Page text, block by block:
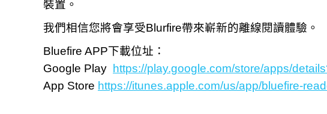
裝置。
我們相信您將會享受Blurfire帶來嶄新的離線閱讀體驗。
Bluefire APP下載位址：
Google Play
https://play.google.com/store/apps/
App Store https://itunes.apple.com/us/app/bluefire-